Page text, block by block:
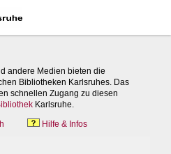
andere Medien bieten die
Bibliotheken Karlsruhes. Das
schnellen Zugang zu diesen
Karlsruhe.
Hilfe & Infos